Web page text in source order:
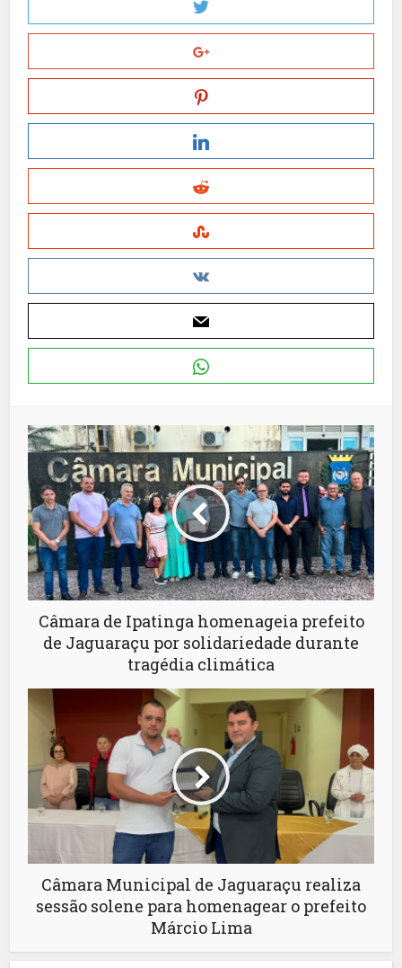
Câmara de Ipatinga homenageia prefeito
de Jaguaraçu por solidariedade durante
tragédia climática
Câmara Municipal de Jaguaraçu realiza
sessão solene para homenagear o prefeito
Márcio Lima